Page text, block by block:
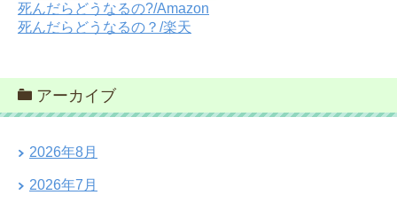
死んだらどうなるの?/Amazon
死んだらどうなるの？/楽天
アーカイブ
2026年8月
2026年7月